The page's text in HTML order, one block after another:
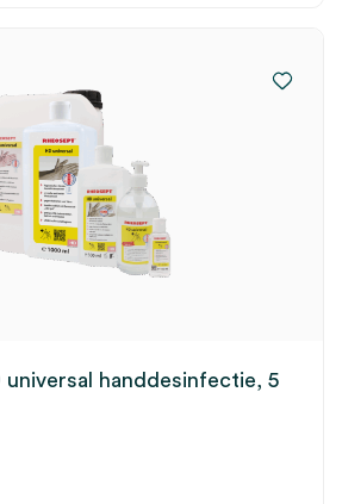
universal handdesinfectie, 5